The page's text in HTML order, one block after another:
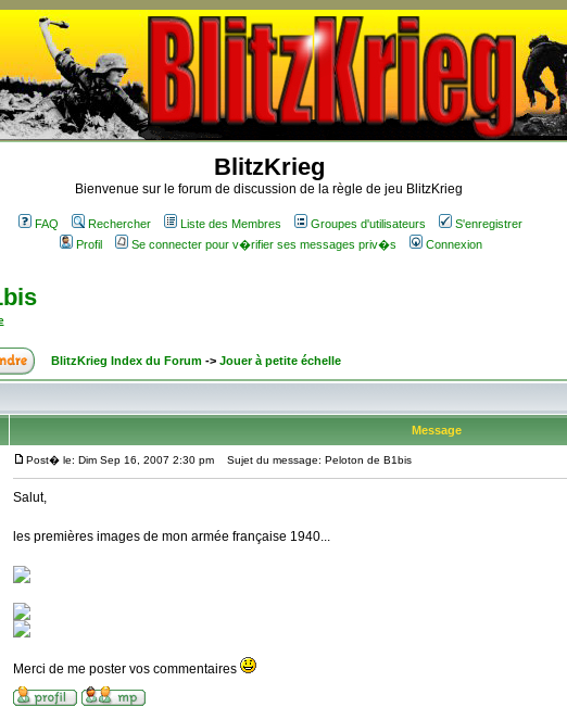
BlitzKrieg
Bienvenue sur le forum de discussion de la règle de jeu BlitzKrieg
FAQ Rechercher Liste des Membres Groupes d'utilisateurs
S'enregistrer
Profil
Se connecter pour v�rifier ses messages priv�s Connexion
BlitzKrieg Index du Forum-> Jouer à petite échelle
Message
Post� le: Dim Sep 16, 2007 2:30 pm Sujet du message: Peloton de B1bis
Salut,
les premières images de mon armée française 1940...
Merci de me poster vos commentaires